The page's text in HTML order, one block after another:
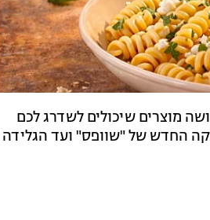
מוצרים שיכולים לשדרג לכם
החדש של "שוופס" ועד הגלידה